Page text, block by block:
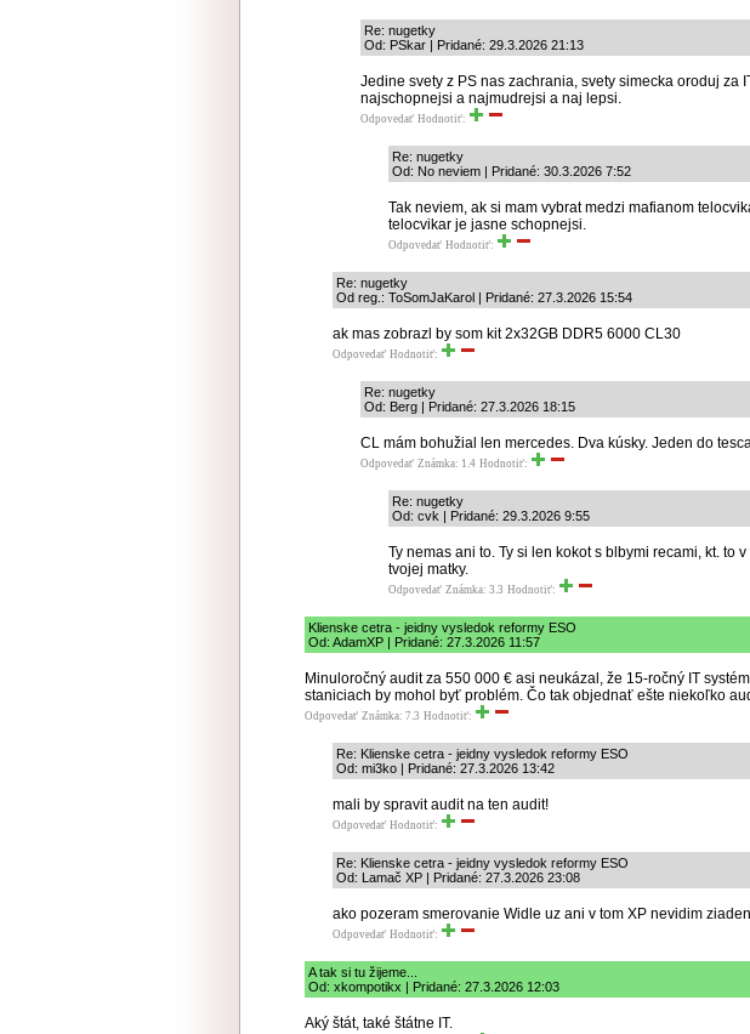
Re: nugetky
Od: PSkar | Pridané: 29.3.2026 21:13
Jedine svety z PS nas zachrania, svety simecka oroduj za
najschopnejsi a najmudrejsi a naj lepsi.
Odpovedať Hodnotiť:
Re: nugetky
Od: No neviem | Pridané: 30.3.2026 7:52
Tak neviem, ak si mam vybrat medzi mafianom
telocvikar je jasne schopnejsi.
Odpovedať Hodnotiť:
Re: nugetky
Od reg.: ToSomJaKarol | Pridané: 27.3.2026 15:54
ak mas zobrazl by som kit 2x32GB DDR5 6000 CL30
Odpovedať Hodnotiť:
Re: nugetky
Od: Berg | Pridané: 27.3.2026 18:15
CL mám bohužial len mercedes. Dva kúsky. Jeden do
Odpovedať Známka: 1.4 Hodnotiť:
Re: nugetky
Od: cvk | Pridané: 29.3.2026 9:55
Ty nemas ani to. Ty si len kokot s blbymi recami, kt. to
tvojej matky.
Odpovedať Známka: 3.3 Hodnotiť:
Klienske cetra - jeidny vysledok reformy ESO
Od: AdamXP | Pridané: 27.3.2026 11:57
Minuloročný audit za 550 000 € asi neukázal, že 15-ročný IT
staniciach by mohol byť problém. Čo tak objednať ešte niekoľko
Odpovedať Známka: 7.3 Hodnotiť:
Re: Klienske cetra - jeidny vysledok reformy ESO
Od: mi3ko | Pridané: 27.3.2026 13:42
mali by spravit audit na ten audit!
Odpovedať Hodnotiť:
Re: Klienske cetra - jeidny vysledok reformy ESO
Od: Lamač XP | Pridané: 27.3.2026 23:08
ako pozeram smerovanie Widle uz ani v tom XP nevidim
Odpovedať Hodnotiť:
A tak si tu žijeme...
Od: xkompotikx | Pridané: 27.3.2026 12:03
Aký štát, také štátne IT.